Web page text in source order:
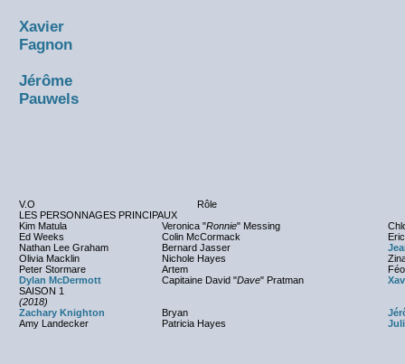
Xavier
Fagnon
Jérôme
Pauwels
V.O
Rôle
LES PERSONNAGES PRINCIPAUX
Kim Matula
Veronica "Ronnie" Messing
Ed Weeks
Colin McCormack
Nathan Lee Graham
Bernard Jasser
Olivia Macklin
Nichole Hayes
Peter Stormare
Artem
Dylan McDermott
Capitaine David "Dave" Pratman
SAISON 1
(2018)
Zachary Knighton
Bryan
Amy Landecker
Patricia Hayes